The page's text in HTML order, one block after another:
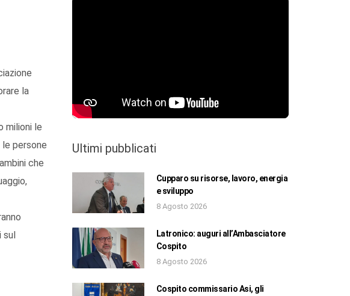
la
milioni le
persone
che
sul
Ultimi pubblicati
Cupparo su risorse, lavoro, energia
e sviluppo
8 Agosto 2026
Latronico: auguri all’Ambasciatore
Cospito
8 Agosto 2026
Cospito commissario Asi, gli